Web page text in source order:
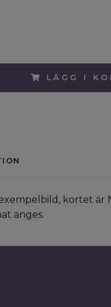
LÄGG I
kortet är
anges.